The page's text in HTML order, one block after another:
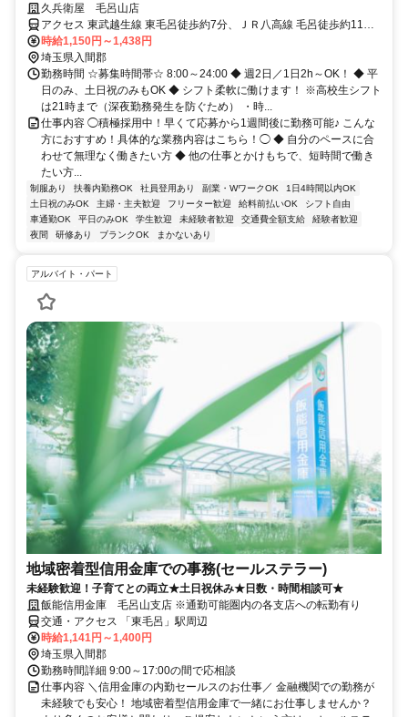
補助）あり
久兵衛屋 毛呂山店
アクセス 東武越生線 東毛呂徒歩約7分、ＪＲ八高線 毛呂徒歩約11
分、東武越生線 武州長瀬出入口1徒歩約15分 車通勤可
時給1,150円～1,438円
埼玉県入間郡
勤務時間 ☆募集時間帯☆ 8:00～24:00 ◆ 週2日／1日2h～OK！ ◆ 平
日のみ、土日祝のみもOK ◆ シフト柔軟に働けます！ ※高校生シフト
は21時まで（深夜勤務発生を防ぐため） ・時...
仕事内容 ◯積極採用中！早くて応募から1週間後に勤務可能♪ こんな
方におすすめ！具体的な業務内容はこちら！◯ ◆ 自分のペースに合
わせて無理なく働きたい方 ◆ 他の仕事とかけもちで、短時間で働き
たい方...
制服あり 扶養内勤務OK 社員登用あり 副業・WワークOK
1日4時間以内OK
土日祝のみOK
主婦・主夫歓迎 フリーター歓迎 給料前払いOK
シフト自由
車通勤OK
平日のみOK 学生歓迎 未経験者歓迎 交通費全額支給
経験者歓迎
夜間
研修あり ブランクOK まかないあり
アルバイト・パート
地域密着型信用金庫での事務(セールステラー)
未経験歓迎！子育てとの両立★土日祝休み★日数・時間相談可★
飯能信用金庫 毛呂山支店 ※通勤可能圏内の各支店への転勤有り
交通・アクセス 「東毛呂」駅周辺
時給1,141円～1,400円
埼玉県入間郡
勤務時間詳細 9:00～17:00の間で応相談
仕事内容 ＼信用金庫の内勤セールスのお仕事／ 金融機関での勤務が
未経験でも安心！ 地域密着型信用金庫で一緒にお仕事しませんか？